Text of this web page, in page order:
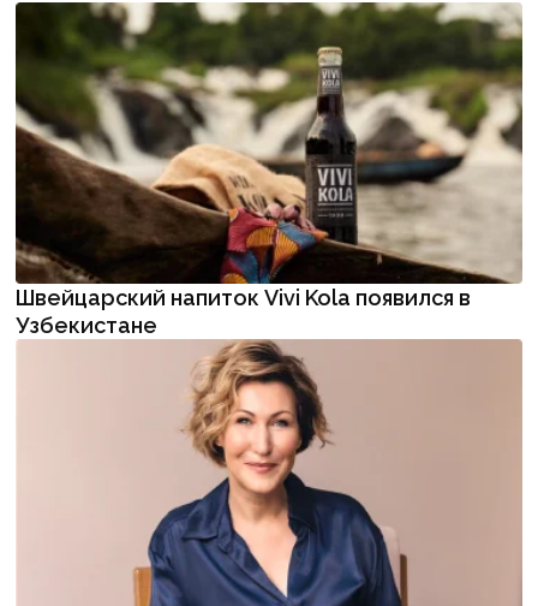
Швейцарский напиток Vivi Kola появился в
Узбекистане